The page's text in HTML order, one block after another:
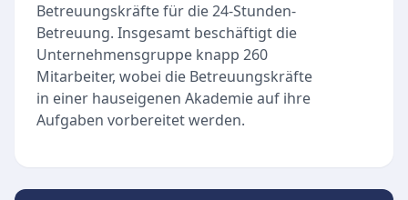
Betreuungskräfte für die 24-Stunden-
Betreuung. Insgesamt beschäftigt die
Unternehmensgruppe knapp 260
Mitarbeiter, wobei die Betreuungskräfte
in einer hauseigenen Akademie auf ihre
Aufgaben vorbereitet werden.